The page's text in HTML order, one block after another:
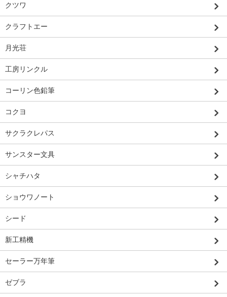
クツワ
クラフトエー
月光荘
工房リンクル
コーリン色鉛筆
コクヨ
サクラクレパス
サンスター文具
シャチハタ
ショウワノート
シード
新工精機
セーラー万年筆
ゼブラ